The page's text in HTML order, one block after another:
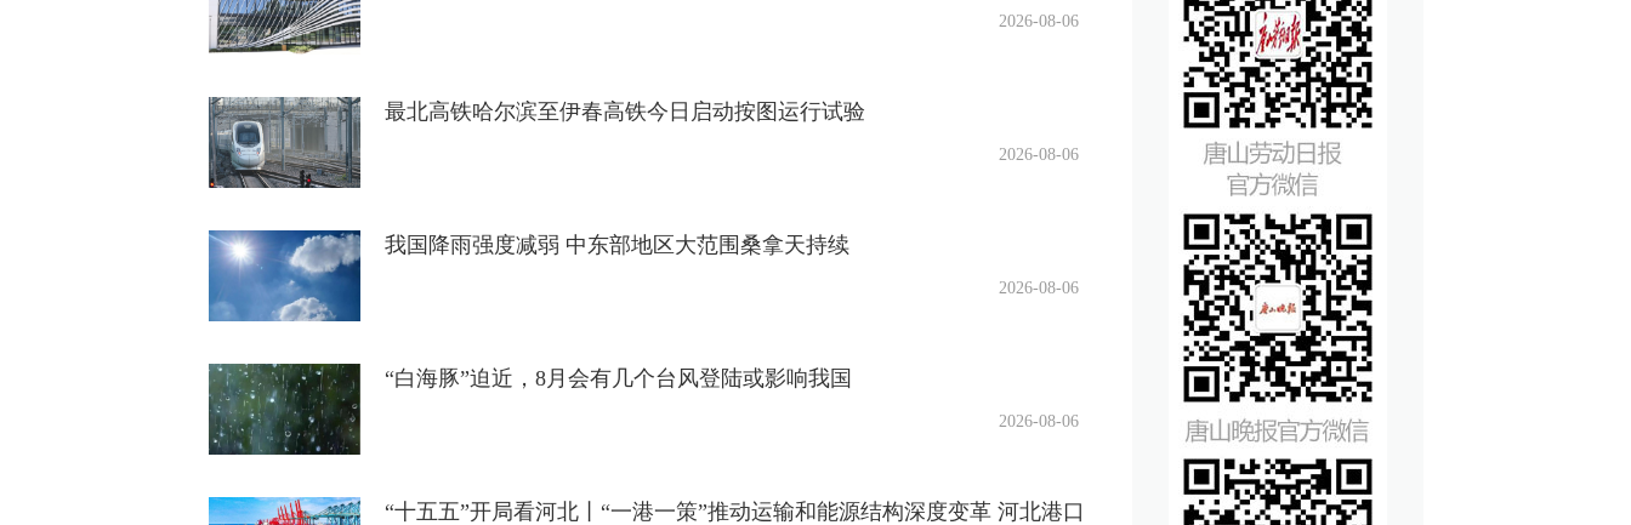
2026-08-06
最北高铁哈尔滨至伊春高铁今日启动按图运行试验
2026-08-06
我国降雨强度减弱 中东部地区大范围桑拿天持续
2026-08-06
“白海豚”迫近，8月会有几个台风登陆或影响我国
2026-08-06
“十五五”开局看河北丨“一港一策”推动运输和能源结构深度变革 河北港口